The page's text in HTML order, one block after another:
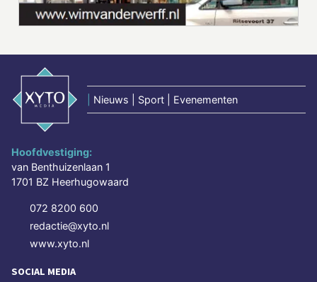
Nieuws | Sport | Evenementen
Hoofdvestiging:
van Benthuizenlaan 1
1701 BZ Heerhugowaard
072 8200 600
redactie@xyto.nl
www.xyto.nl
SOCIAL MEDIA